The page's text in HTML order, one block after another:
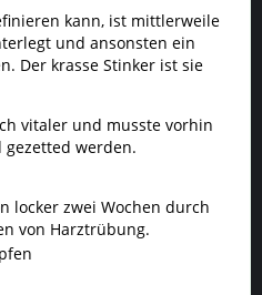
locker zwei Wochen durch
von Harztrübung.